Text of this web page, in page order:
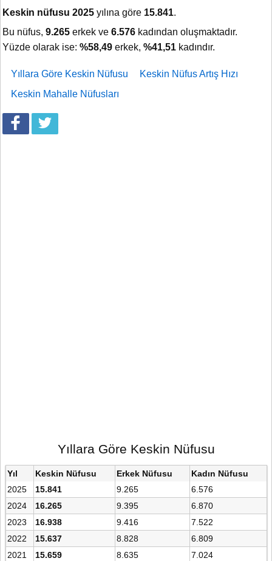
Keskin nüfusu 2025 yılına göre 15.841.
Bu nüfus, 9.265 erkek ve 6.576 kadından oluşmaktadır.
Yüzde olarak ise: %58,49 erkek, %41,51 kadındır.
Yıllara Göre Keskin Nüfusu
Keskin Nüfus Artış Hızı
Keskin Mahalle Nüfusları
Yıllara Göre Keskin Nüfusu
Yıl Keskin Nüfusu Erkek Nüfusu
Kadın Nüfusu
2025
15.841 9.265
6.576
2024
16.265 9.395
6.870
2023
16.938 9.416
7.522
2022
15.637 8.828
6.809
2021
15.659 8.635
7.024